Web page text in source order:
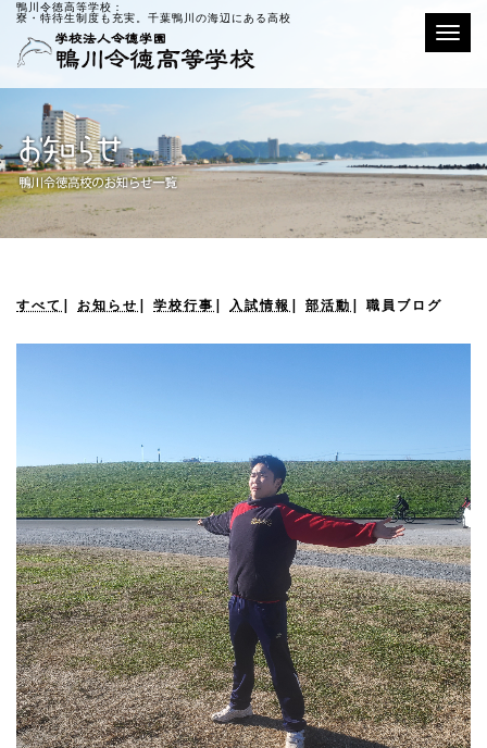
鴨川令徳高等学校：
寮・特待生制度も充実。千葉鴨川の海辺にある高校
すべて | お知らせ | 学校行事 | 入試情報 | 部活動 | 職員ブログ